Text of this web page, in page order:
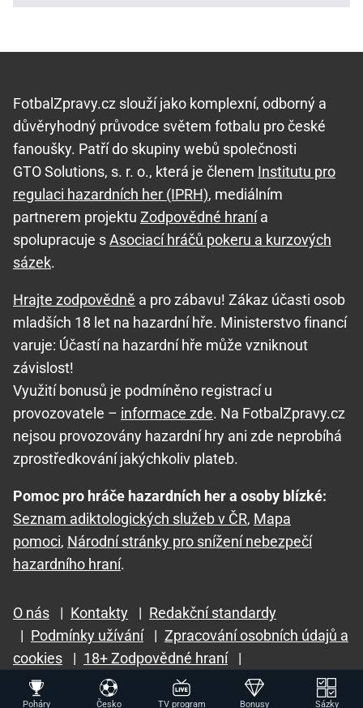
FotbalZpravy.cz slouží jako komplexní, odborný a
důvěryhodný průvodce světem fotbalu pro české
fanoušky. Patří do skupiny webů společnosti
GTO Solutions, s. r. o., která je členem Institutu pro
regulaci hazardních her (IPRH), mediálním
partnerem projektu Zodpovědné hranía
spolupracuje sAsociací hráčů pokeru a kurzových
sázek.
Hrajte zodpovědně a pro zábavu! Zákaz účasti osob
mladších 18 let na hazardní hře. Ministerstvo financí
varuje: Účastí na hazardní hře může vzniknout
závislost!
Využití bonusů je podmíněno registrací u
provozovatele – informace zde. Na FotbalZpravy.cz
nejsou provozovány hazardní hry ani zde neprobíhá
zprostředkování jakýchkoliv plateb.
Pomoc pro hráče hazardních her a osoby blízké:
Seznam adiktologických služeb v ČR, Mapa
pomoci, Národní stránky pro snížení nebezpečí
hazardního hraní.
O nás | Kontakty | Redakční standardy
| Podmínky užívání | Zpracování osobních údajů a
cookies
| 18+ Zodpovědné hraní
|
GTO Solutions, s.r.o.
Poháry Česko TV program Bonusy Sázky